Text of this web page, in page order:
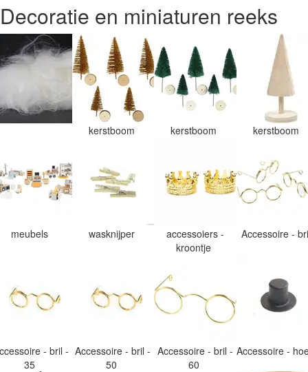
Decoratie en miniaturen reeks
kerstboom kerstboom kerstboom
meubels wasknijper
accessoiers -
kroontje
Accessoire -
- bril -
35
Accessoire - bril -
50
Accessoire - bril -
60
Accessoire -